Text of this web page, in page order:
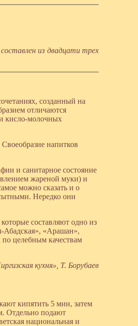
из двадцати трех
созданный на
отличаются
кисло-молочных
напитков
и санитарное состояние
жареной муки) и
можно сказать и о
Нередко они
составляют одно из
Абадская», «Арашан»,
целебным качествам
кухня», Т. Борубаев
кипятить 5 мин, затем
Отдельно подают
национальная и